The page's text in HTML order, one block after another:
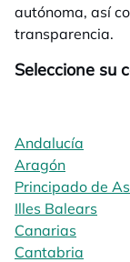
autónoma, así
transparencia.
Seleccione su
Andalucía
Aragón
Principado de
Illes Balears
Canarias
Cantabria